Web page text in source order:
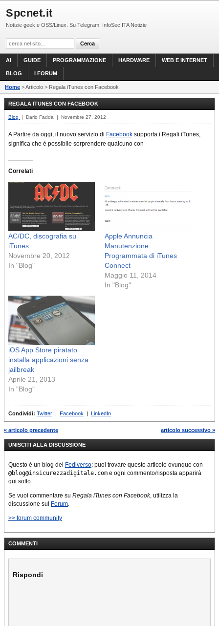
Spcnet.it
Notizie geek e OSS/Linux. Su Telegram: InfoSec ITA Notizie
AI GUIDE PROGRAMMAZIONE HARDWARE WEB E INTERNET
BLOG I FORUM
Home > Articolo > Regala iTunes con Facebook
REGALA ITUNES CON FACEBOOK
Blog | Dario Fadda | Novembre 27, 2012
A Partire da oggi, il nuovo servizio di Facebook supporta i Regali iTunes,
significa che è possibile sorprendere qualcuno con
Correlati
AC/DC, discografia su
iTunes
Novembre 20, 2012
In "Blog"
Apple Annuncia
Manutenzione
Programmata di iTunes
Connect
Maggio 11, 2014
In "Blog"
iOS App Store piratato
installa applicazioni senza
jailbreak
Aprile 21, 2013
In "Blog"
Condividi: Twitter Facebook LinkedIn
« articolo precedente articolo successivo »
UNISCITI ALLA DISCUSSIONE
Questo è un blog del Fediverso: puoi trovare questo articolo ovunque con
@blog@insicurezzadigitale.com e ogni commento/risposta apparirà
qui sotto.
Se vuoi commentare su Regala iTunes con Facebook, utilizza la
discussione sul
Forum.
>> forum community
COMMENTI
Rispondi